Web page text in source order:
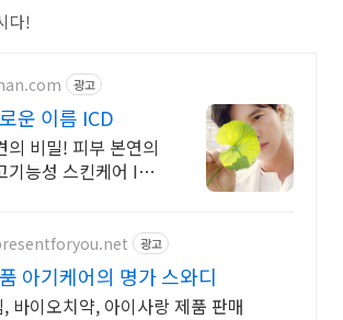
다!
광고
운 이름 ICD
의 비밀! 피부 본연의
능성 스킨케어 ICD
광고
아기케어의 명가 스와디
바이오치약, 아이사랑 제품 판매